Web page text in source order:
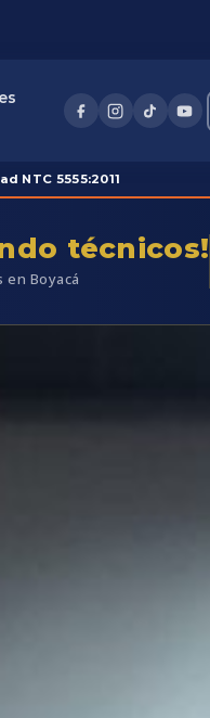
NTC 5555:2011
técnicos!
Boyacá